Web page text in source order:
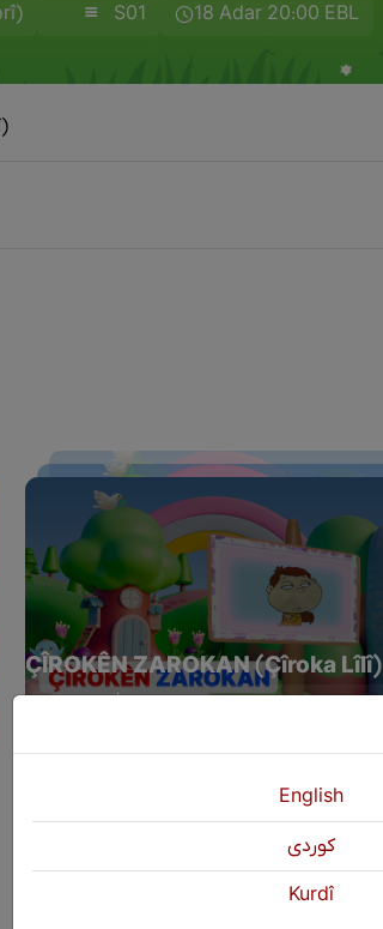
S01 18 Adar 20:00 EBL
ÇÎROKÊN ZAROKAN (Çîroka Lîlî)
English
كوردی
Kurdî